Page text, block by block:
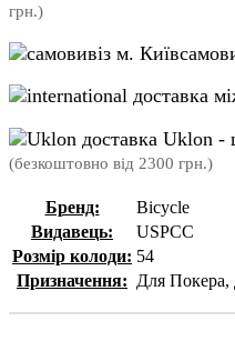
грн.)
Uklon -
(безкоштовно від 2300 грн.)
Бренд:
Bicycle
Видавець:
USPCC
Розмір колоди: 54
Призначення: Для